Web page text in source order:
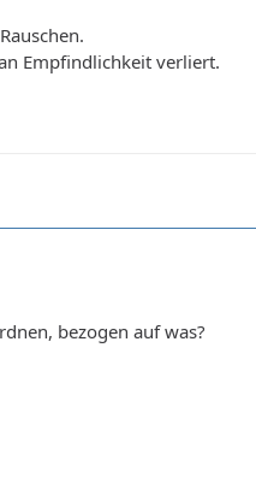
Empfindlichkeit verliert.
bezogen auf was?